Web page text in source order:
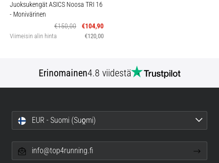
Juoksukengät ASICS Noosa TRI 16
- Monivärinen
€150,00
€104,90
Viimeisin alin hinta €120,00
Erinomainen4.8 viidestä
EUR - Suomi (Suo̯mi)
info@top4running.fi